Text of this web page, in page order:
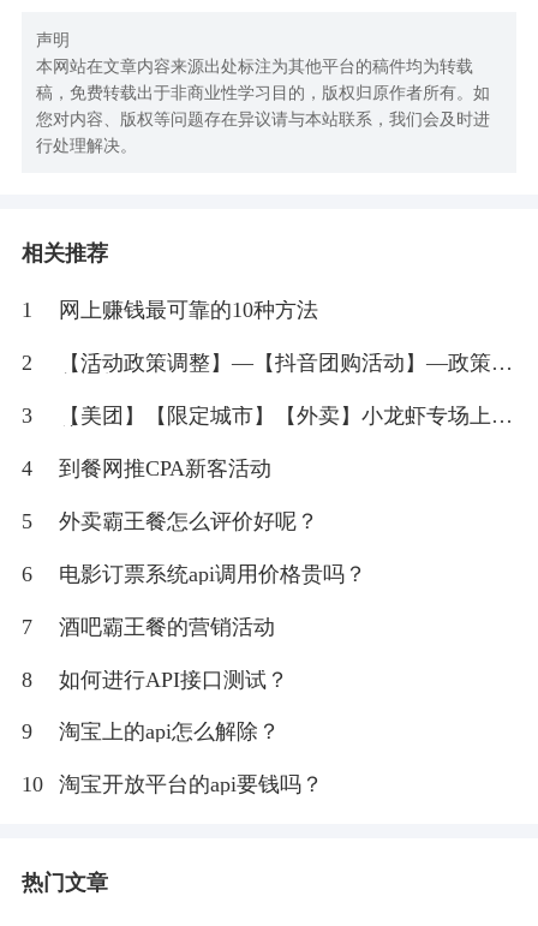
声明
本网站在文章内容来源出处标注为其他平台的稿件均为转载
稿，免费转载出于非商业性学习目的，版权归原作者所有。如
您对内容、版权等问题存在异议请与本站联系，我们会及时进
行处理解决。
相关推荐
1 网上赚钱最可靠的10种方法
2
【活动政策调整】—【抖音团购活动】—政策调
3
【美团】【限定城市】【外卖】小龙虾专场上
4
到餐网推CPA新客活动
5 外卖霸王餐怎么评价好呢？
6 电影订票系统api调用价格贵吗？
7 酒吧霸王餐的营销活动
8 如何进行API接口测试？
9 淘宝上的api怎么解除？
10 淘宝开放平台的api要钱吗？
热门文章